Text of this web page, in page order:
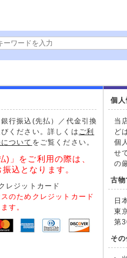
行振込(先払）／代金引換
ください。詳しくは ご利
ついて をご覧ください。
」をご利用の際は、
振込となります。
レジットカード
のためクレジットカード
す。
個
当
ど
個
せ
の
古
日
東
第
そ